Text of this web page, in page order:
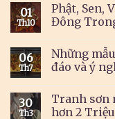
01
Th10
Phật, Sen,
Đông
06
Th7
Những
đáo và ý
30
Th3
Tranh sơn
hơn 2 Triệu